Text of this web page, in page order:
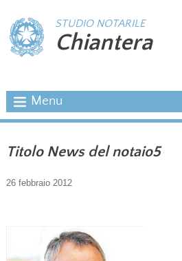
STUDIO NOTARILE
Chiantera
Menu
Titolo News del notaio5
26 febbraio 2012